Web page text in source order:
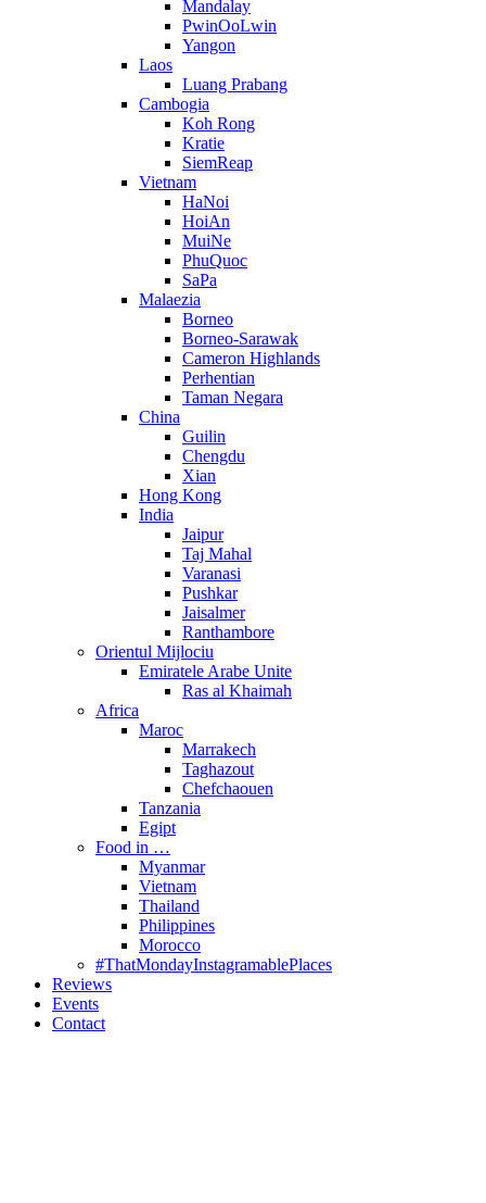
Mandalay
PwinOoLwin
Yangon
Laos
Luang Prabang
Cambogia
Koh Rong
Kratie
SiemReap
Vietnam
HaNoi
HoiAn
MuiNe
PhuQuoc
SaPa
Malaezia
Borneo
Borneo-Sarawak
Cameron Highlands
Perhentian
Taman Negara
China
Guilin
Chengdu
Xian
Hong Kong
India
Jaipur
Taj Mahal
Varanasi
Pushkar
Jaisalmer
Ranthambore
Orientul Mijlociu
Emiratele Arabe Unite
Ras al Khaimah
Africa
Maroc
Marrakech
Taghazout
Chefchaouen
Tanzania
Egipt
Food in …
Myanmar
Vietnam
Thailand
Philippines
Morocco
#ThatMondayInstagramablePlaces
Reviews
Events
Contact